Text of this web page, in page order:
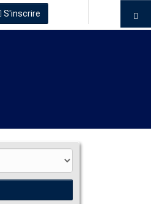
S'inscrire